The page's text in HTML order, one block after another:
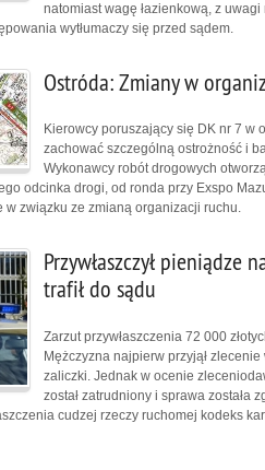
natomiast wagę łazienkową, z uwagi
wytłumaczy się przed sądem.
Ostróda: Zmiany w
Kierowcy poruszający się DK nr 7 w
zachować szczególną ostrożność i
Wykonawcy robót drogowych
odcinka drogi, od ronda przy Exspo
związku ze zmianą organizacji ruchu.
Przywłaszczył pieniądze
trafił do sądu
Zarzut przywłaszczenia 72 000
Mężczyzna najpierw przyjął
zaliczki. Jednak w ocenie
został zatrudniony i sprawa została
cudzej rzeczy ruchomej kodeks